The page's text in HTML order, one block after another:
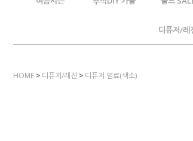
디퓨저/레
HOME > 디퓨저/레진 > 디퓨저 염료(색소)